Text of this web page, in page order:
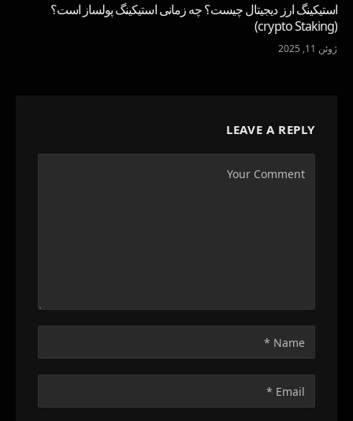
استیکینگ ارز دیجیتال چیست؟ چه زمانی استیکینگ پولساز است؟
(crypto Staking)
ژوئن 11, 2025
LEAVE A REPLY